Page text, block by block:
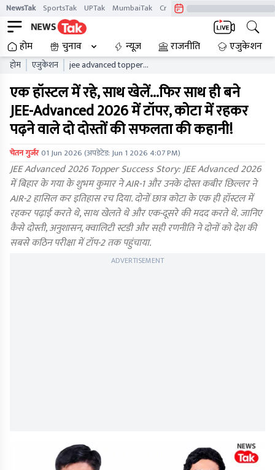
NewsTak SportsTak UPTak MumbaiTak CrimeTak
होम चुनाव न्यूज़ राजनीति एजुकेशन
होम एजुकेशन
jee advanced topper
chhillar kota friends success
story
एक हॉस्टल में रहे, साथ खेलें...फिर साथ ही बने
JEE-Advanced 2026 में टॉपर, कोटा में रहकर
पढ़ने वाले दो दोस्तों की सफलता की कहानी!
चेतन गुर्जर01 Jun 2026(अपडेटेड:Jun 1 2026 4:07 PM)
JEE Advanced 2026 Topper Success Story: JEE Advanced 2026
में बिहार के गया के शुभम कुमार ने AIR-1 और उनके दोस्त कबीर छिल्लर ने
AIR-2 हासिल कर इतिहास रच दिया. दोनों छात्र कोटा के एक ही हॉस्टल में
रहकर पढ़ाई करते थे, साथ खेलते थे और एक-दूसरे की मदद करते थे. जानिए
कैसे दोस्ती, अनुशासन, क्वालिटी स्टडी और सही रणनीति ने दोनों को देश की
सबसे कठिन परीक्षा में टॉप-2 तक पहुंचाया.
ADVERTISEMENT